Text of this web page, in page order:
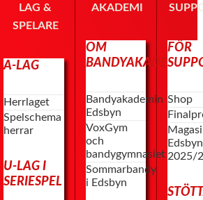
LAG &
SPELARE
A-LAG
Herrlaget
Spelschema
herrar
U-LAG I
SERIESPEL
AKADEMI
OM
BANDYAKADEMIN
Bandyakademin
Edsbyn
VoxGym
och
bandygymnasiet
Sommarbandy
i Edsbyn
FÖR
Shop
Edsbyn
2025/